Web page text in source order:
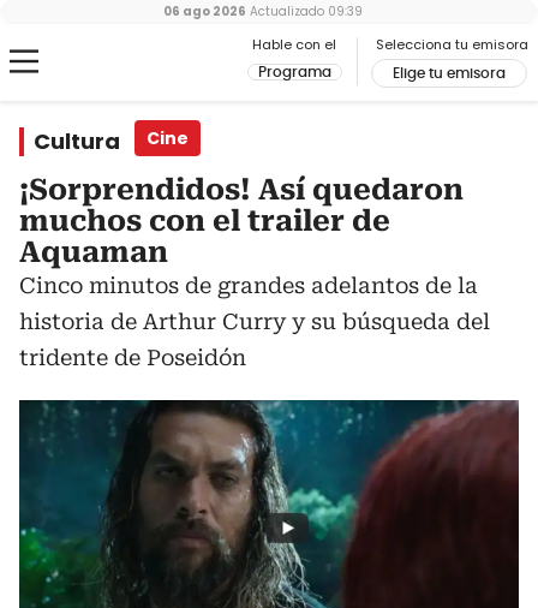
Hable con el
Programa
Selecciona tu emisora
Elige tu emisora
06 ago 2026 Actualizado 09:39
Cultura Cine
¡Sorprendidos! Así quedaron
muchos con el trailer de
Aquaman
Cinco minutos de grandes adelantos de la
historia de Arthur Curry y su búsqueda del
tridente de Poseidón